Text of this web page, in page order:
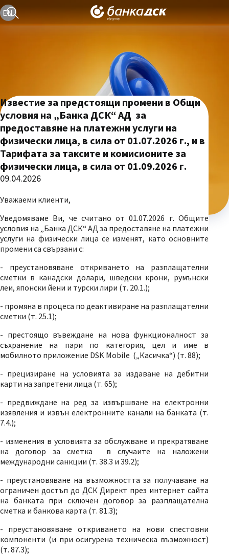
Текуща езикова версия е българска
EN
Известие за предстоящи промени в Общи
условия на „Банка ДСК“ АД за
предоставяне на платежни услуги на
физически лица, в сила от 01.07.2026 г., и в
Тарифата за таксите и комисионите за
физически лица, в сила от 01.09.2026 г.
09.04.2026
Уважаеми клиенти,
Уведомяваме Ви, че считано от 01.07.2026 г. Общите
условия на „Банка ДСК“ АД за предоставяне на платежни
услуги на физически лица се изменят, като основните
промени са свързани с:
- преустановяване откриването на разплащателни
сметки в канадски долари, шведски крони, румънски
леи, японски йени и турски лири (т. 20.1.);
- промяна в процеса по деактивиране на разплащателни
сметки (т. 25.1);
- престоящо въвеждане на нова функционалност за
съхранение на пари по категория, цел и име в
мобилното приложение DSK Mobile („Касичка“) (т. 88);
- прецизиране на условията за издаване на дебитни
карти на запретени лица (т. 65);
- предвиждане на ред за извършване на електронни
изявления и извън електронните канали на банката (т.
7.4.);
- изменения в условията за обслужване и прекратяване
на договор за сметка в случаите на наложени
международни санкции (т. 38.3 и 39.2);
- преустановяване на възможността за получаване на
ограничен достъп до ДСК Директ през интернет сайта
на банката при сключен договор за разплащателна
сметка и банкова карта (т. 81.3);
- преустановяване откриването на нови спестовни
компоненти (и при осигурена техническа възможност)
(т. 87.3);